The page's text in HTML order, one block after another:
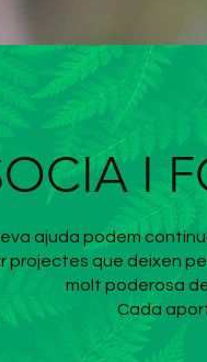
I
ajuda podem
projectes que deixen
molt poderosa
Cada